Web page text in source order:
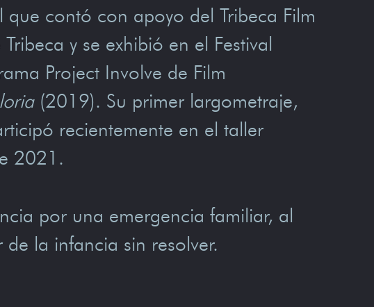
contó con apoyo del Tribeca Film
y se exhibió en el Festival
Project Involve de Film
(2019). Su primer largometraje,
recientemente en el taller
2021.
por una emergencia familiar, al
la infancia sin resolver.